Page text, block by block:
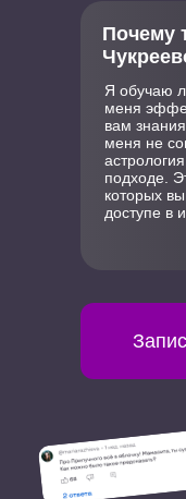
Я обучаю
меня
вам
меня не
подходе.
которых
доступе в
Почему